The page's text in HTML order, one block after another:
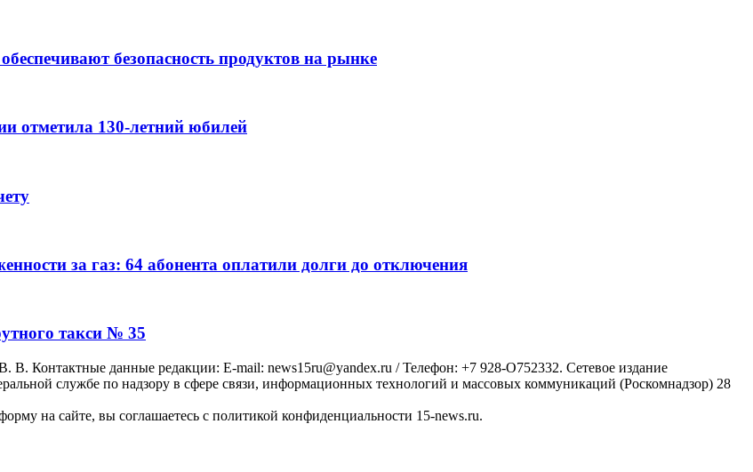
безопасность продуктов на рынке
отметила 130-летний юбилей
за газ: 64 абонента оплатили долги до отключения
такси № 35
Контактные данные редакции: E-mail: news15ru@yandex.ru / Телефон: +7 928-O752332. Сетевое издание
службе по надзору в сфере связи, информационных технологий и массовых коммуникаций (Роскомнадзор) 28
на сайте, вы соглашаетесь с политикой конфиденциальности 15-news.ru.